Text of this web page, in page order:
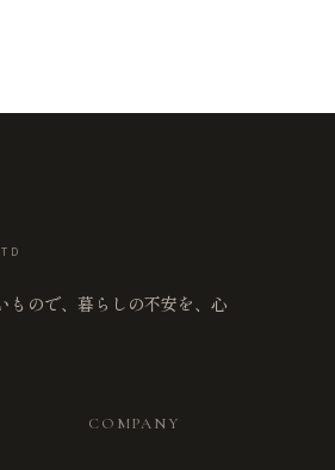
もので、暮らしの不安を、心
COMPANY